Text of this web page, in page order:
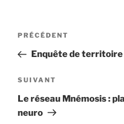
Navigation
l’article
Article
précédent
PRÉCÉDENT
Enquête de
Article
suivant
SUIVANT
Le réseau Mnémosis :
neuro